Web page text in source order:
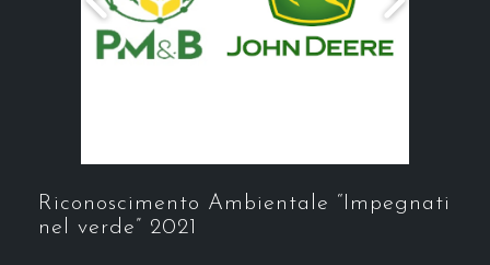
Riconoscimento Ambientale “Impegnati
nel verde” 2021